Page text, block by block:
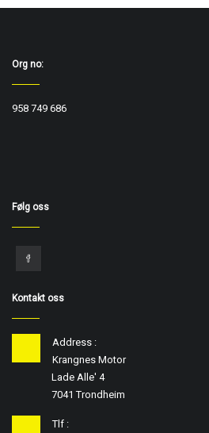
Org no:
958 749 686
Følg oss
Kontakt oss
Address :
Krangnes Motor
Lade Alle' 4
7041 Trondheim
Tlf :